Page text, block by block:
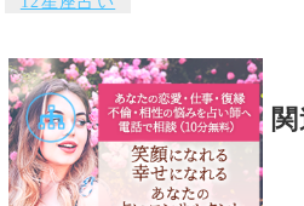
電話占いWish
星ひとみ◆運命
極の天